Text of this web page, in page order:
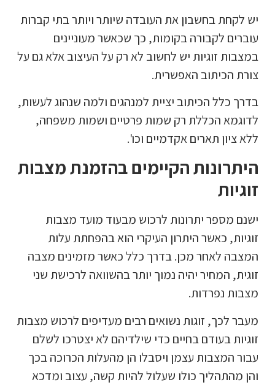
יש לקחת בחשבון את העובדה שיותר ויותר בתי קברות
עוברים לקבורה בקומות, כך שכאשר מעוניינים
במצבות זוגיות יש לחשוב לא רק על העיצוב אלא גם על
צורת הכיתוב האפשרית.
בדרך כלל הכיתוב יציית למנהגים ולמה שנהוג לעשות,
לדוגמא הכללת רק שמות פרטיים ושמות משפחה,
ללא ציון תארים אקדמיים וכו'.
היתרונות הקיימים בהזמנת מצבות
זוגיות
ישנם מספר יתרונות לרכוש מבעוד מועד מצבות
זוגיות, כאשר היתרון העיקרי הוא בהפחתת עלות
המצבה לאחר מכן. בדרך כלל כאשר מזמינים מצבה
זוגית, המחיר יהיה נמוך יותר בהשוואה לרכישת שני
מצבות נפרדות.
מעבר לכך, זוגות נשואים רבים מעדיפים לרכוש מצבות
זוגיות בעודם בחיים כדי שילדיהם לא יצטרכו לשלם
עבור המצבות עצמן ויסבלו הן מהעלות הכרוכה בכך
והן מהתהליך כולו שעלול להיות קשה, עצוב ומדכא